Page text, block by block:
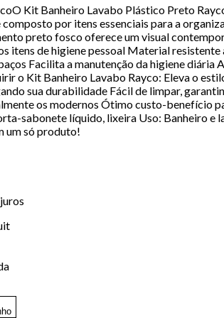
Kit Banheiro Lavabo Plástico Preto
por itens essenciais para a
preto fosco oferece um visual
itens de higiene pessoal Material
Facilita a manutenção da higiene
o Kit Banheiro Lavabo Rayco: Eleva o
sua durabilidade Fácil de limpar,
os modernos Ótimo custo-benefício
sabonete líquido, lixeira Uso: Banheiro
um só produto!